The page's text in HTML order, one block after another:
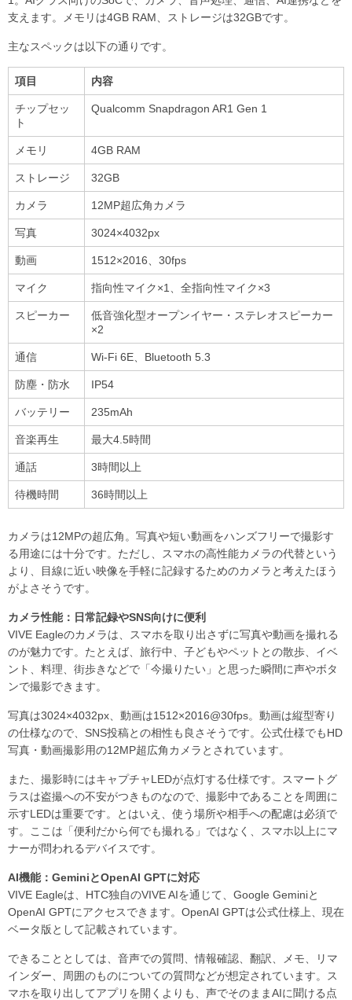
支えます。メモリは4GB RAM、ストレージは32GBです。
主なスペックは以下の通りです。
項目 内容
チップセッ
ト
Qualcomm Snapdragon AR1 Gen 1
メモリ 4GB RAM
ストレージ 32GB
カメラ 12MP超広角カメラ
写真 3024×4032px
動画 1512×2016、30fps
マイク 指向性マイク×1、全指向性マイク×3
スピーカー
低音強化型オープンイヤー・ステレオスピーカー
×2
通信 Wi-Fi 6E、Bluetooth 5.3
防塵・防水 IP54
バッテリー 235mAh
音楽再生 最大4.5時間
通話 3時間以上
待機時間 36時間以上
カメラは12MPの超広角。写真や短い動画をハンズフリーで撮影す
る用途には十分です。ただし、スマホの高性能カメラの代替という
より、目線に近い映像を手軽に記録するためのカメラと考えたほう
がよさそうです。
カメラ性能：日常記録やSNS向けに便利
VIVE Eagleのカメラは、スマホを取り出さずに写真や動画を撮れる
のが魅力です。たとえば、旅行中、子どもやペットとの散歩、イベ
ント、料理、街歩きなどで「今撮りたい」と思った瞬間に声やボタ
ンで撮影できます。
写真は3024×4032px、動画は1512×2016@30fps。動画は縦型寄り
の仕様なので、SNS投稿との相性も良さそうです。公式仕様でもHD
写真・動画撮影用の12MP超広角カメラとされています。
また、撮影時にはキャプチャLEDが点灯する仕様です。スマートグ
ラスは盗撮への不安がつきものなので、撮影中であることを周囲に
示すLEDは重要です。とはいえ、使う場所や相手への配慮は必須で
す。ここは「便利だから何でも撮れる」ではなく、スマホ以上にマ
ナーが問われるデバイスです。
AI機能：GeminiとOpenAI GPTに対応
VIVE Eagleは、HTC独自のVIVE AIを通じて、Google Geminiと
OpenAI GPTにアクセスできます。OpenAI GPTは公式仕様上、現在
ベータ版として記載されています。
できることとしては、音声での質問、情報確認、翻訳、メモ、リマ
インダー、周囲のものについての質問などが想定されています。ス
マホを取り出してアプリを開くよりも、声でそのままAIに聞ける点